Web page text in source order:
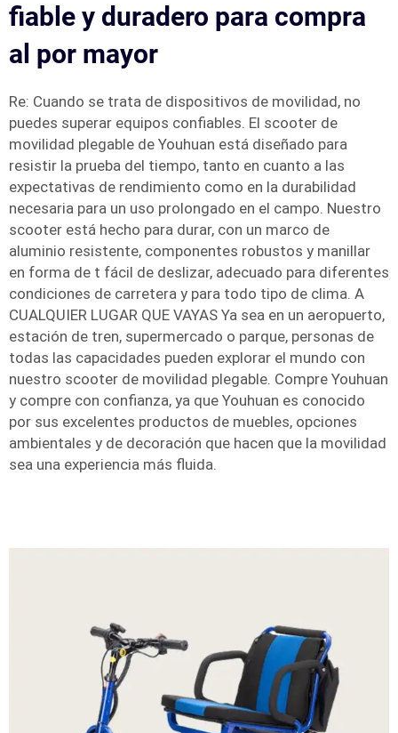
fiable y duradero para compra
al por mayor
Re: Cuando se trata de dispositivos de movilidad, no
puedes superar equipos confiables. El scooter de
movilidad plegable de Youhuan está diseñado para
resistir la prueba del tiempo, tanto en cuanto a las
expectativas de rendimiento como en la durabilidad
necesaria para un uso prolongado en el campo. Nuestro
scooter está hecho para durar, con un marco de
aluminio resistente, componentes robustos y manillar
en forma de t fácil de deslizar, adecuado para diferentes
condiciones de carretera y para todo tipo de clima. A
CUALQUIER LUGAR QUE VAYAS Ya sea en un aeropuerto,
estación de tren, supermercado o parque, personas de
todas las capacidades pueden explorar el mundo con
nuestro scooter de movilidad plegable. Compre Youhuan
y compre con confianza, ya que Youhuan es conocido
por sus excelentes productos de muebles, opciones
ambientales y de decoración que hacen que la movilidad
sea una experiencia más fluida.